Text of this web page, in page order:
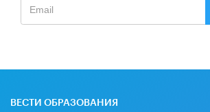
ВЕСТИ ОБРАЗОВАНИЯ